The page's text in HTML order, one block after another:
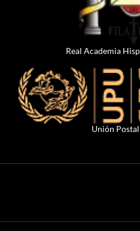
Real Academia
Unión